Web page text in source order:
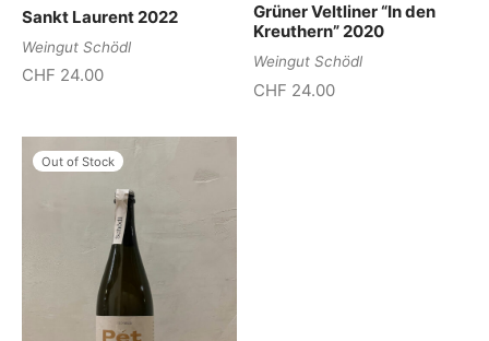
Sankt Laurent 2022
Weingut Schödl
CHF 24.00
Grüner Veltliner “In den
Kreuthern” 2020
Weingut Schödl
CHF 24.00
Out of Stock